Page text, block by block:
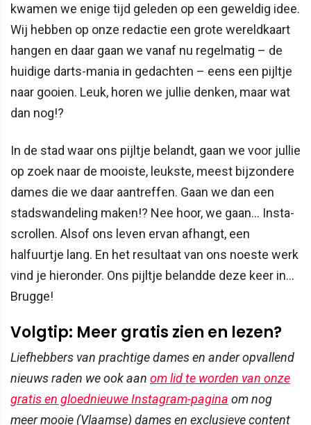
kwamen we enige tijd geleden op een geweldig idee.
Wij hebben op onze redactie een grote wereldkaart
hangen en daar gaan we vanaf nu regelmatig – de
huidige darts-mania in gedachten – eens een pijltje
naar gooien. Leuk, horen we jullie denken, maar wat
dan nog!?
In de stad waar ons pijltje belandt, gaan we voor jullie
op zoek naar de mooiste, leukste, meest bijzondere
dames die we daar aantreffen. Gaan we dan een
stadswandeling maken!? Nee hoor, we gaan… Insta-
scrollen. Alsof ons leven ervan afhangt, een
halfuurtje lang. En het resultaat van ons noeste werk
vind je hieronder. Ons pijltje belandde deze keer in...
Brugge!
Volgtip: Meer gratis zien en lezen?
Liefhebbers van prachtige dames en ander opvallend
nieuws raden we ook aan om lid te worden van onze
gratis en gloednieuwe Instagram-pagina om nog
meer mooie (Vlaamse) dames en exclusieve content